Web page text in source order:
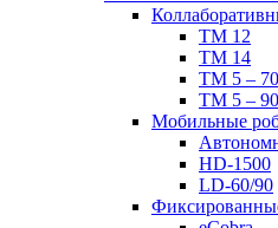
TM 12
TM 14
TM 5 –
TM 5 –
Мобильные
HD-1500
LD-60/90